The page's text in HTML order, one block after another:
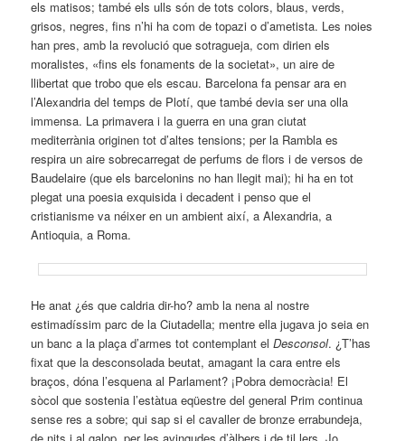
els matisos; també els ulls són de tots colors, blaus, verds,
grisos, negres, fins n’hi ha com de topazi o d’ametista. Les noies
han pres, amb la revolució que sotragueja, com dirien els
moralistes, «fins els fonaments de la societat», un aire de
llibertat que trobo que els escau. Barcelona fa pensar ara en
l’Alexandria del temps de Plotí, que també devia ser una olla
immensa. La primavera i la guerra en una gran ciutat
mediterrània originen tot d’altes tensions; per la Rambla es
respira un aire sobrecarregat de perfums de flors i de versos de
Baudelaire (que els barcelonins no han llegit mai); hi ha en tot
plegat una poesia exquisida i decadent i penso que el
cristianisme va néixer en un ambient així, a Alexandria, a
Antioquia, a Roma.
He anat ¿és que caldria dir-ho? amb la nena al nostre
estimadíssim parc de la Ciutadella; mentre ella jugava jo seia en
un banc a la plaça d’armes tot contemplant elDesconsol. ¿T’has
fixat que la desconsolada beutat, amagant la cara entre els
braços, dóna l’esquena al Parlament? ¡Pobra democràcia! El
sòcol que sostenia l’estàtua eqüestre del general Prim continua
sense res a sobre; qui sap si el cavaller de bronze errabundeja,
de nits i al galop, per les avingudes d’àlbers i de til.lers. Jo,